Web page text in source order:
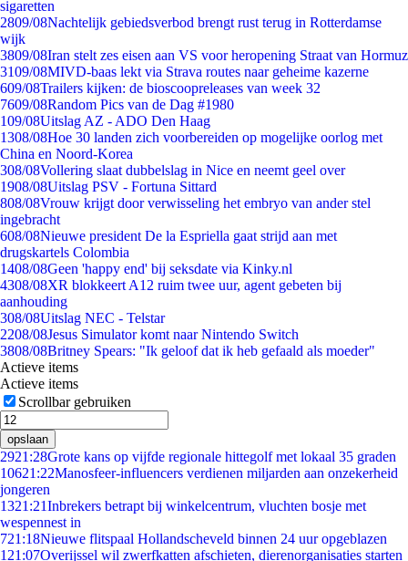
sigaretten
2809/08Nachtelijk gebiedsverbod brengt rust terug in Rotterdamse
wijk
3809/08Iran stelt zes eisen aan VS voor heropening Straat van Hormuz
3109/08MIVD-baas lekt via Strava routes naar geheime kazerne
609/08Trailers kijken: de bioscoopreleases van week 32
7609/08Random Pics van de Dag #1980
109/08Uitslag AZ - ADO Den Haag
1308/08Hoe 30 landen zich voorbereiden op mogelijke oorlog met
China en Noord-Korea
308/08Vollering slaat dubbelslag in Nice en neemt geel over
1908/08Uitslag PSV - Fortuna Sittard
808/08Vrouw krijgt door verwisseling het embryo van ander stel
ingebracht
608/08Nieuwe president De la Espriella gaat strijd aan met
drugskartels Colombia
1408/08Geen 'happy end' bij seksdate via Kinky.nl
4308/08XR blokkeert A12 ruim twee uur, agent gebeten bij
aanhouding
308/08Uitslag NEC - Telstar
2208/08Jesus Simulator komt naar Nintendo Switch
3808/08Britney Spears: "Ik geloof dat ik heb gefaald als moeder"
Actieve items
Actieve items
Scrollbar gebruiken
opslaan
2921:28Grote kans op vijfde regionale hittegolf met lokaal 35 graden
10621:22Manosfeer-influencers verdienen miljarden aan onzekerheid
jongeren
1321:21Inbrekers betrapt bij winkelcentrum, vluchten bosje met
wespennest in
721:18Nieuwe flitspaal Hollandscheveld binnen 24 uur opgeblazen
1 21:07Overijssel wil zwerfkatten afschieten, dierenorganisaties starten